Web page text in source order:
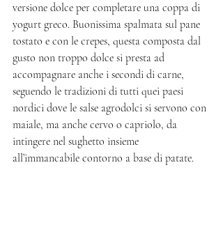
versione dolce per completare una coppa di
yogurt greco. Buonissima spalmata sul pane
tostato e con le crepes, questa composta dal
gusto non troppo dolce si presta ad
accompagnare anche i secondi di carne,
seguendo le tradizioni di tutti quei paesi
nordici dove le salse agrodolci si servono con
maiale, ma anche cervo o capriolo, da
intingere nel sughetto insieme
all’immancabile contorno a base di patate.